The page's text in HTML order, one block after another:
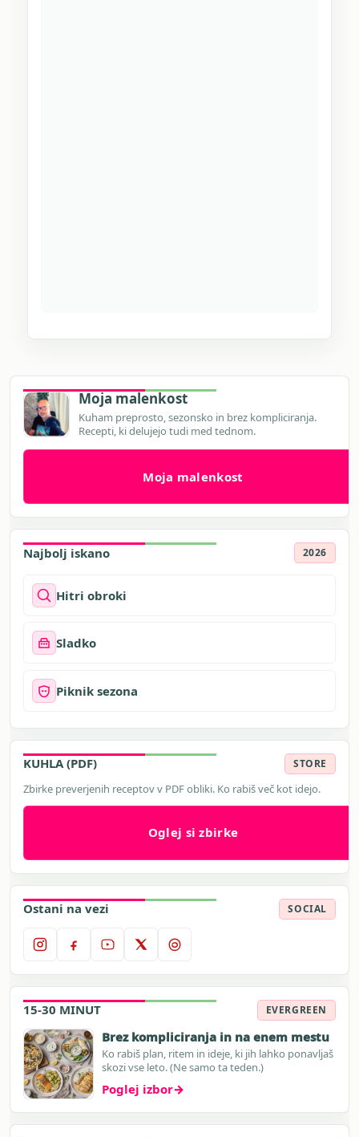
Moja malenkost
Kuham preprosto, sezonsko in brez kompliciranja.
Recepti, ki delujejo tudi med tednom.
Moja malenkost
Najbolj iskano 2026
Hitri obroki
Sladko
Piknik sezona
KUHLA (PDF) STORE
Zbirke preverjenih receptov v PDF obliki. Ko rabiš več kot idejo.
Oglej si zbirke
Ostani na vezi SOCIAL
15-30 MINUT EVERGREEN
Brez kompliciranja in na enem mestu
Ko rabiš plan, ritem in ideje, ki jih lahko ponavljaš
skozi vse leto. (Ne samo ta teden.)
Poglej izbor→